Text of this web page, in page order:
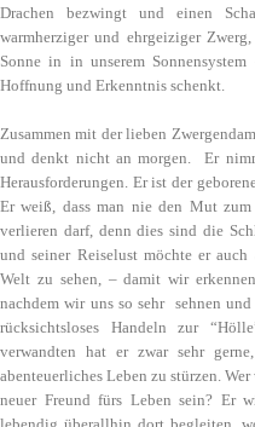
Drachen bezwingt und einen
warmherziger und ehrgeiziger
Sonne in in unserem
Hoffnung und Erkenntnis schenkt.
Zusammen mit der lieben
und denkt nicht an morgen. Er
Herausforderungen. Er ist der
Er weiß, dass man nie den Mut
verlieren darf, denn dies sind die
und seiner Reiselust möchte er
Welt zu sehen, – damit wir
nachdem wir uns so sehr sehnen
rücksichtsloses Handeln zur
verwandten hat er zwar sehr
abenteuerliches Leben zu stürzen.
neuer Freund fürs Leben sein? Er